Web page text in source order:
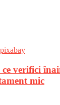
verifici
mic